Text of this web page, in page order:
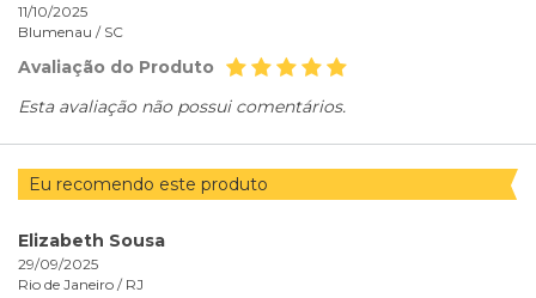
11/10/2025
Blumenau / SC
Avaliação do Produto
Esta avaliação não possui comentários.
Eu recomendo este produto
Elizabeth Sousa
29/09/2025
Rio de Janeiro / RJ